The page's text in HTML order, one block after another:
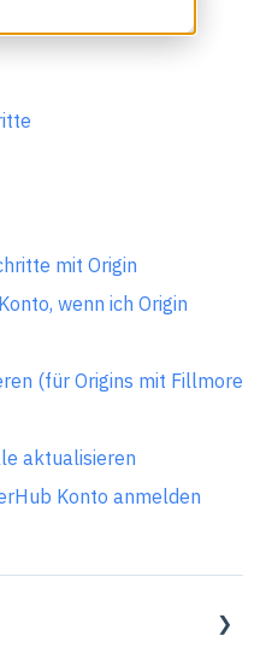
mit Origin
wenn ich Origin
(für Origins mit Fillmore
aktualisieren
Konto anmelden